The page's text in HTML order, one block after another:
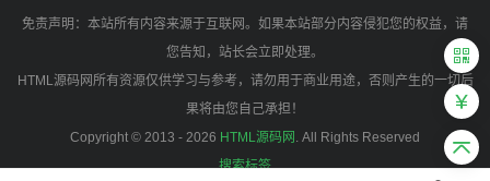
免责声明：本站所有内容来源于互联网。如果本站部分内容侵犯您的权益，请
您告知，站长会立即处理。
HTML源码网所有资源仅供学习与参考，请勿用于商业用途，否则产生的一切后
果将由您自己承担！
Copyright © 2013 - 2026 HTML源码网 . All Rights Reserved
搜索标签